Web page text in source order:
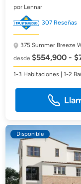
por Lennar
307 Reseñas
375 Summer Breeze
desde$554,900 -
1-3 Habitaciones | 1-2
Disponible